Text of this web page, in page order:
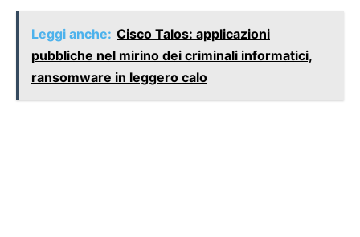
Leggi anche: Cisco Talos: applicazioni
pubbliche nel mirino dei criminali informatici,
ransomware in leggero calo